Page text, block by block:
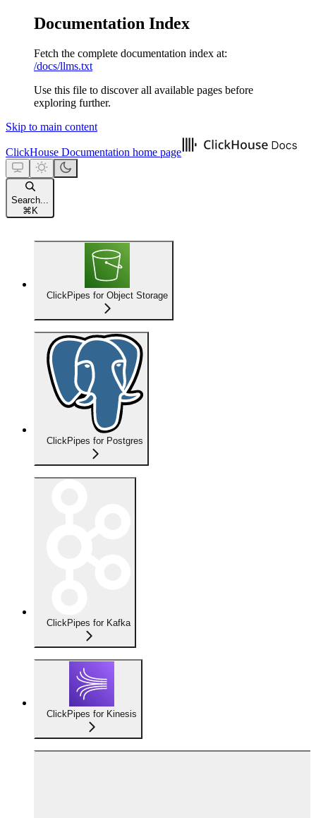
Documentation Index
Fetch the complete documentation index at:
/docs/llms.txt
Use this file to discover all available pages before
exploring further.
Skip to main content
ClickHouse Documentation home page
Search...
⌘ K
ClickPipes for Object Storage
ClickPipes for Postgres
ClickPipes for Kafka
ClickPipes for Kinesis